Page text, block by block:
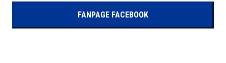
FANPAGE FACEBOOK